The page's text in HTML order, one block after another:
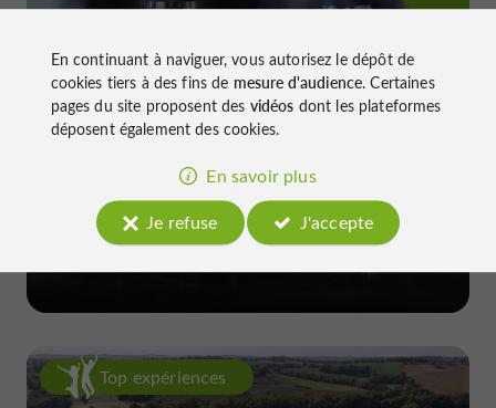
Château de Gensac
à Condom
Top expériences
En continuant à naviguer, vous autorisez le dépôt de
cookies tiers à des fins de mesure d'audience. Certaines
pages du site proposent des vidéos dont les plateformes
déposent également des cookies.
En savoir plus
Je refuse
J'accepte